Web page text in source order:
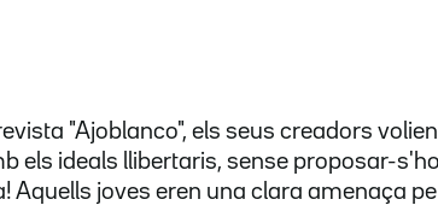
"Ajoblanco", els seus creadors
els ideals llibertaris, sense proposar-
Aquells joves eren una clara amenaça